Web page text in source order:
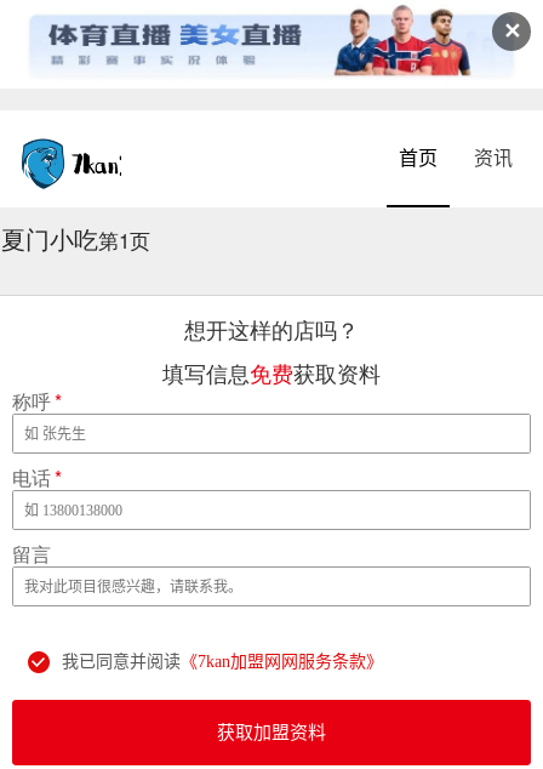
✕
首页 资讯
夏门小吃第1页
想开这样的店吗？
填写信息免费获取资料
称呼*
电话*
留言
我已同意并阅读 《7kan加盟网网服务条款》
获取加盟资料